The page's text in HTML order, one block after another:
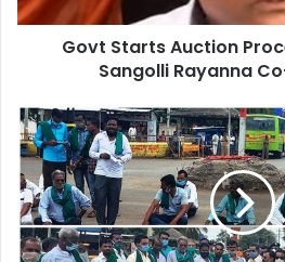
t
c
t
i
o
n
P
r
Govt Starts Auction
Sangolli Rayanna
ಭೂ
ಸು
ಧಾ
ರ
ಣಾ
ಕಾ
ಯ್